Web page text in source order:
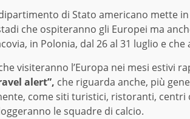
di Stato americano mette
che ospiteranno gli Europei ma
in Polonia, dal 26 al 31 luglio e
visiteranno l’Europa nei mesi estivi
alert”, che riguarda anche, più
come siti turistici, ristoranti,
le squadre di calcio.